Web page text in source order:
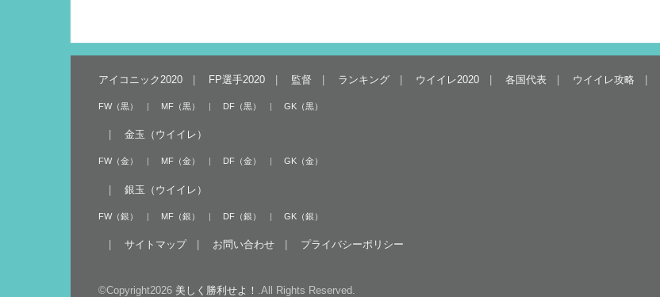
アイコニック2020 FP選手2020 監督 ランキング ウイイレ2020 各国代表 ウイイレ攻略
FW（黒） MF（黒） DF（黒） GK（黒）
金玉（ウイイレ）
FW（金） MF（金） DF（金） GK（金）
銀玉（ウイイレ）
FW（銀） MF（銀） DF（銀） GK（銀）
サイトマップ お問い合わせ プライバシーポリシー
©Copyright2026 美しく勝利せよ！ .All Rights Reserved.